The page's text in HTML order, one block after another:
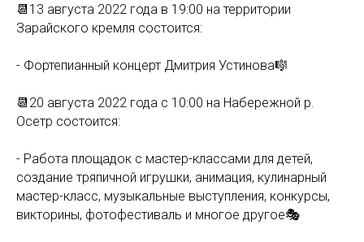
📆13 августа 2022 года в 19:00 на территории
Зарайского кремля состоится:
- Фортепианный концерт Дмитрия Устинова🎼
📆20 августа 2022 года с 10:00 на Набережной р.
Осетр состоится:
- Работа площадок с мастер-классами для детей,
создание тряпичной игрушки, анимация, кулинарный
мастер-класс, музыкальные выступления, конкурсы,
викторины, фотофестиваль и многое другое🎭